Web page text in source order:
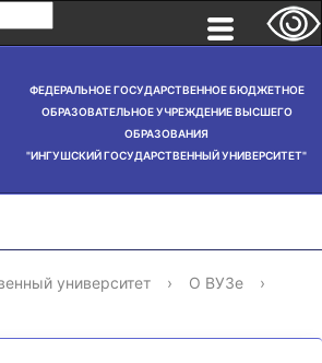
ФЕДЕРАЛЬНОЕ ГОСУДАРСТВЕННОЕ БЮДЖЕТНОЕ
ОБРАЗОВАТЕЛЬНОЕ УЧРЕЖДЕНИЕ ВЫСШЕГО
ОБРАЗОВАНИЯ
"ИНГУШСКИЙ ГОСУДАРСТВЕННЫЙ УНИВЕРСИТЕТ"
НАУЧНАЯ
ДЕЯТЕЛЬНОСТЬ
университет › О ВУЗе
›